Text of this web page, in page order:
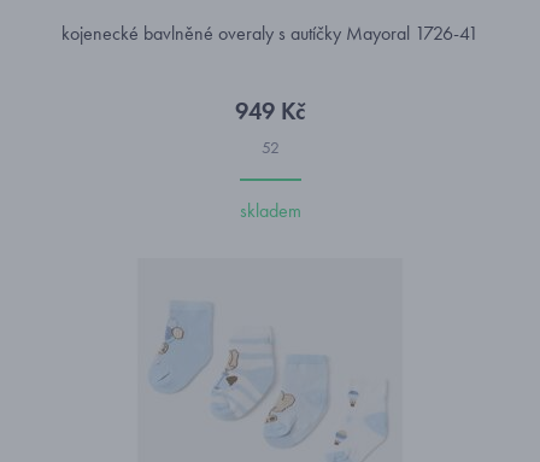
kojenecké bavlněné overaly s autíčky Mayoral 1726-41
949 Kč
52
skladem